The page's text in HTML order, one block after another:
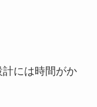
には時間がか